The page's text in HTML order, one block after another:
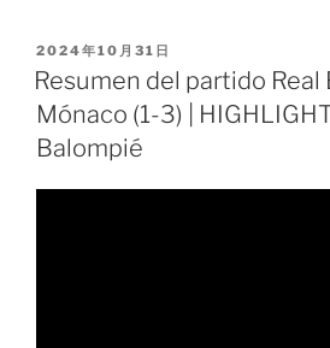
PUBLICADO
EL
2024年10月31日
Resumen del partido Real
Mónaco (1-3) |
Balompié